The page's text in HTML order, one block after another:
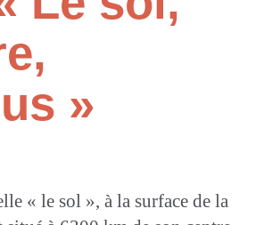
»
« le sol », à la surface de la